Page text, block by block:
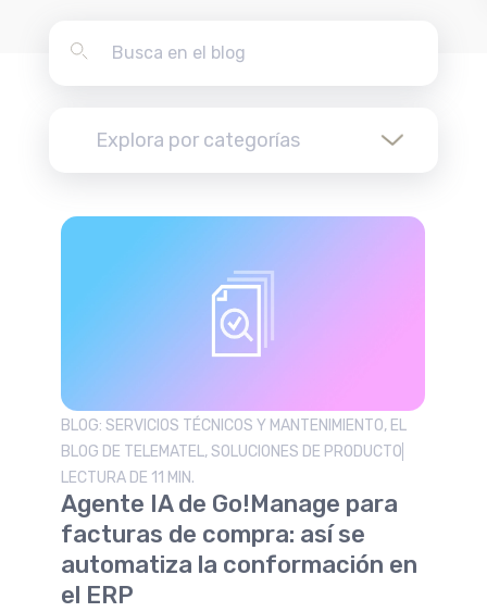
Explora por categorías
BLOG: SERVICIOS TÉCNICOS Y MANTENIMIENTO, EL
BLOG DE TELEMATEL, SOLUCIONES DE PRODUCTO
LECTURA DE 11 MIN.
Agente IA de Go!Manage para
facturas de compra: así se
automatiza la conformación en
el ERP